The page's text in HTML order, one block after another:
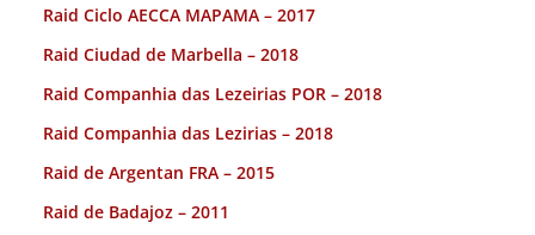
Raid Ciclo AECCA MAPAMA – 2017
Raid Ciudad de Marbella – 2018
Raid Companhia das Lezeirias POR – 2018
Raid Companhia das Lezirias – 2018
Raid de Argentan FRA – 2015
Raid de Badajoz – 2011